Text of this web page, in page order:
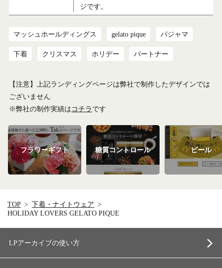
ジです。
マッシュホールディングス gelato pique パジャマ
下着 クリスマス ホリデー パートナー
【注意】上記ランディングページは弊社で制作したデザインでは
ございません
※弊社の制作実績はコチラです
フラワーギフト 糖質コントロール ビール
TOP
下着・ナイトウェア
HOLIDAY LOVERS GELATO PIQUE
LPアーカイブの使い方